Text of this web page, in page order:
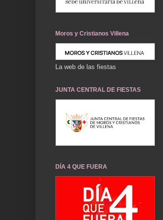
Moros y Cristianos Villena
La web de las fiestas
JUNTA CENTRAL DE FIESTAS
DÍA 4 QUE FUERA